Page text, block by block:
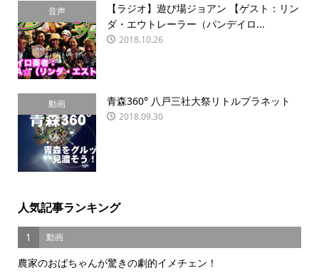
音声
【ラジオ】遊び場ジョアン 【ゲスト：リン
ダ・エウトレーラー（パンデイロ...
2018.10.26
動画 青森360° 八戸三社大祭リトルプラネット
2018.09.30
人気記事ランキング
1 動画
農家のおばちゃんが驚きの劇的イメチェン！